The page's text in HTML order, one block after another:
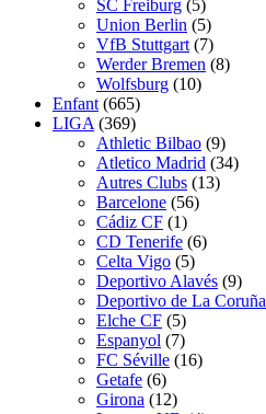
SC Freiburg (5)
Union Berlin (5)
VfB Stuttgart (7)
Werder Bremen (8)
Wolfsburg (10)
Enfant (665)
LIGA (369)
Athletic Bilbao (9)
Atletico Madrid (34)
Autres Clubs (13)
Barcelone (56)
Cádiz CF (1)
CD Tenerife (6)
Celta Vigo (5)
Deportivo Alavés (9)
Deportivo de La Coruña
Elche CF (5)
Espanyol (7)
FC Séville (16)
Getafe (6)
Girona (12)